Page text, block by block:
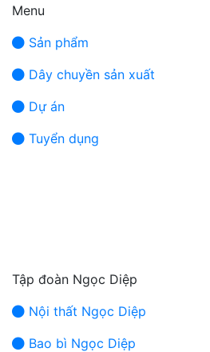
Menu
Sản phẩm
Dây chuyền sản xuất
Dự án
Tuyển dụng
Tập đoàn Ngọc Diệp
Nội thất Ngọc Diệp
Bao bì Ngọc Diệp